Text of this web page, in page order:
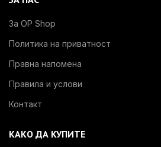
За OP Shop
Политика на приватност
Правна напомена
Правила и услови
Контакт
КАКО ДА КУПИТЕ